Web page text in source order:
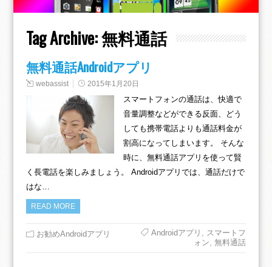
Tag Archive:無料通話
無料通話Androidアプリ
webassist 2015年1月20日
スマートフォンの通話は、快適で
音量調整などができる反面、どう
しても携帯電話よりも通話料金が
割高になってしまいます。 そんな
時に、無料通話アプリを使って賢
く長電話を楽しみましょう。 Androidアプリでは、通話だけで
はな…
READ MORE
お勧めAndroidアプリ Androidアプリ
スマートフ
ォン ,無料通話